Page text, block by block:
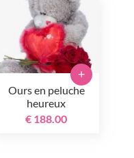
Ours en peluche
heureux
€ 188.00
+